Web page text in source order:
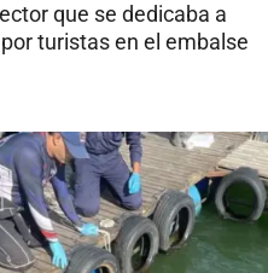
que se dedicaba a
turistas en el embalse